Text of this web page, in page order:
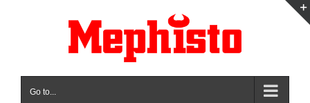
Go to...